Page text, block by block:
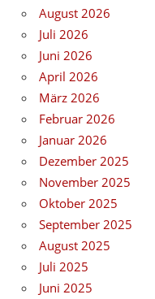
August 2026
Juli 2026
Juni 2026
April 2026
März 2026
Februar 2026
Januar 2026
Dezember 2025
November 2025
Oktober 2025
September 2025
August 2025
Juli 2025
Juni 2025